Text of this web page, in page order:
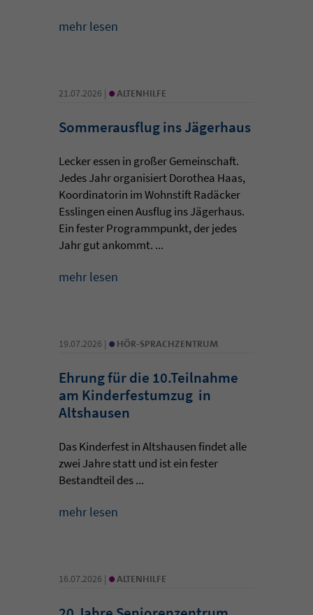
mehr lesen
21.07.2026 | • ALTENHILFE
Sommerausflug ins Jägerhaus
Lecker essen in großer Gemeinschaft.
Jedes Jahr organisiert Dorothea Haas,
Koordinatorin im Wohnstift Radäcker
Esslingen einen Ausflug ins Jägerhaus.
Ein fester Programmpunkt, der jedes
Jahr gut ankommt. ...
mehr lesen
19.07.2026 | • HÖR-SPRACHZENTRUM
Ehrung für die 10.Teilnahme
am Kinderfestumzug in
Altshausen
Das Kinderfest in Altshausen findet alle
zwei Jahre statt und ist ein fester
Bestandteil des ...
mehr lesen
16.07.2026 | • ALTENHILFE